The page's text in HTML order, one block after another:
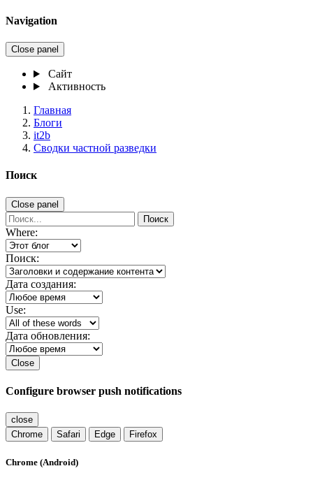
Navigation
Close panel
Сайт
Активность
Главная
Блоги
it2b
Сводки частной разведки
Поиск
Close panel
Поиск
Where:
Поиск:
Дата создания:
Use:
Дата обновления:
Close
Configure browser push notifications
close
Chrome
Safari Edge Firefox
Chrome (Android)